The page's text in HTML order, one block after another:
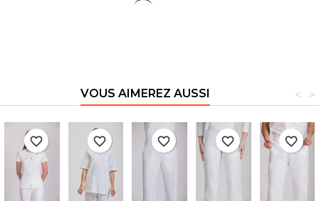
VOUS AIMEREZ AUSSI >
<
favorite_border favorite_border favorite_border favorite_border favorite_border